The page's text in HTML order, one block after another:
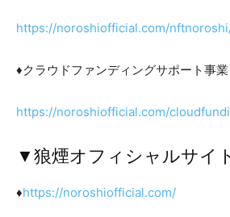
https://noroshiofficial.com/
♦クラウドファンディングサポート事業
https://noroshiofficial.com/
▼狼煙オフィシャルサイ
♦https://noroshiofficial.com/